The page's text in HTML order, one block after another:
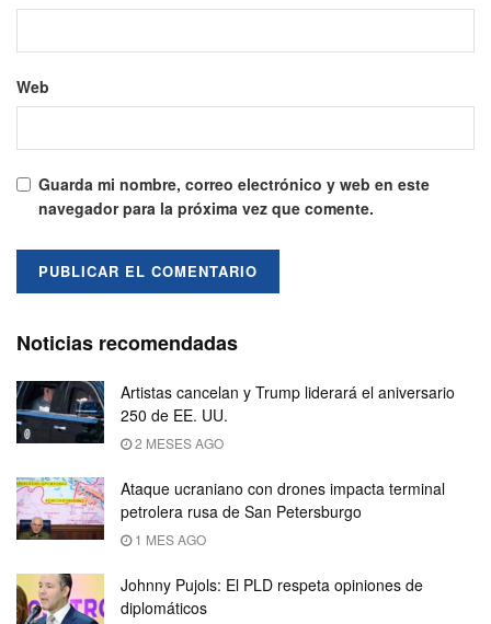
Web
Guarda mi nombre, correo electrónico y web en este
navegador para la próxima vez que comente.
Noticias recomendadas
Artistas cancelan y Trump liderará el aniversario
250 de EE. UU.
2 MESES AGO
Ataque ucraniano con drones impacta terminal
petrolera rusa de San Petersburgo
1 MES AGO
Johnny Pujols: El PLD respeta opiniones de
diplomáticos